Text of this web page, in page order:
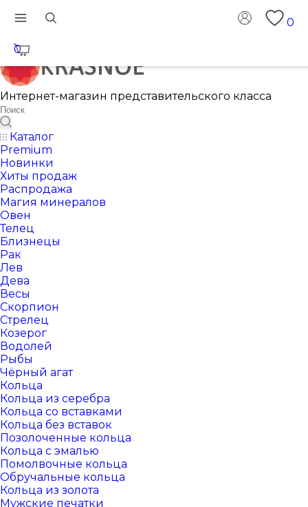
0
0
Интернет-магазин представительского класса
Каталог
Premium
Новинки
Хиты продаж
Распродажа
Магия минералов
Овен
Телец
Близнецы
Рак
Лев
Дева
Весы
Скорпион
Стрелец
Козерог
Водолей
Рыбы
Чёрный агат
Кольца
Кольца из серебра
Кольца со вставками
Кольца без вставок
Позолоченные кольца
Кольца с эмалью
Помолвочные кольца
Обручальные кольца
Кольца из золота
Мужские печатки